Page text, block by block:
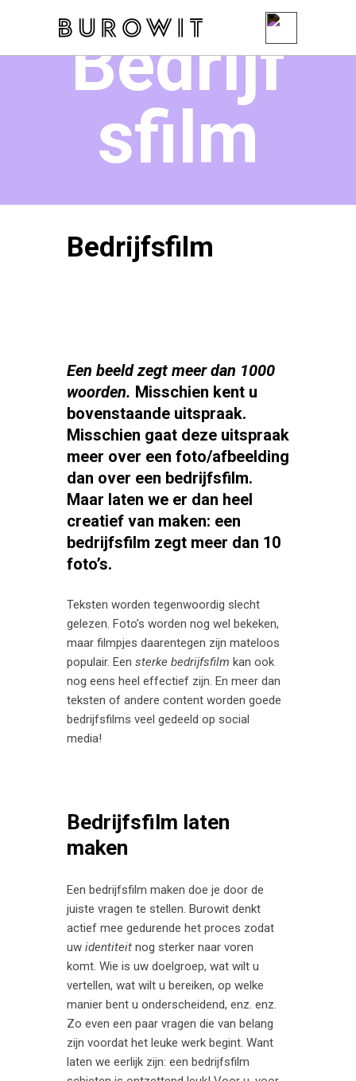
Bedrijf
sfilm
Bedrijfsfilm
Een beeld zegt meer dan 1000
woorden. Misschien kent u
bovenstaande uitspraak.
Misschien gaat deze uitspraak
meer over een foto/afbeelding
dan over een bedrijfsfilm.
Maar laten we er dan heel
creatief van maken: een
bedrijfsfilm zegt meer dan 10
foto’s.
Teksten worden tegenwoordig slecht
gelezen. Foto’s worden nog wel bekeken,
maar filmpjes daarentegen zijn mateloos
populair. Een sterke bedrijfsfilm kan ook
nog eens heel effectief zijn. En meer dan
teksten of andere content worden goede
bedrijfsfilms veel gedeeld op social
media!
Bedrijfsfilm laten
maken
Een bedrijfsfilm maken doe je door de
juiste vragen te stellen. Burowit denkt
actief mee gedurende het proces zodat
uw identiteit nog sterker naar voren
komt. Wie is uw doelgroep, wat wilt u
vertellen, wat wilt u bereiken, op welke
manier bent u onderscheidend, enz. enz.
Zo even een paar vragen die van belang
zijn voordat het leuke werk begint. Want
laten we eerlijk zijn: een bedrijfsfilm